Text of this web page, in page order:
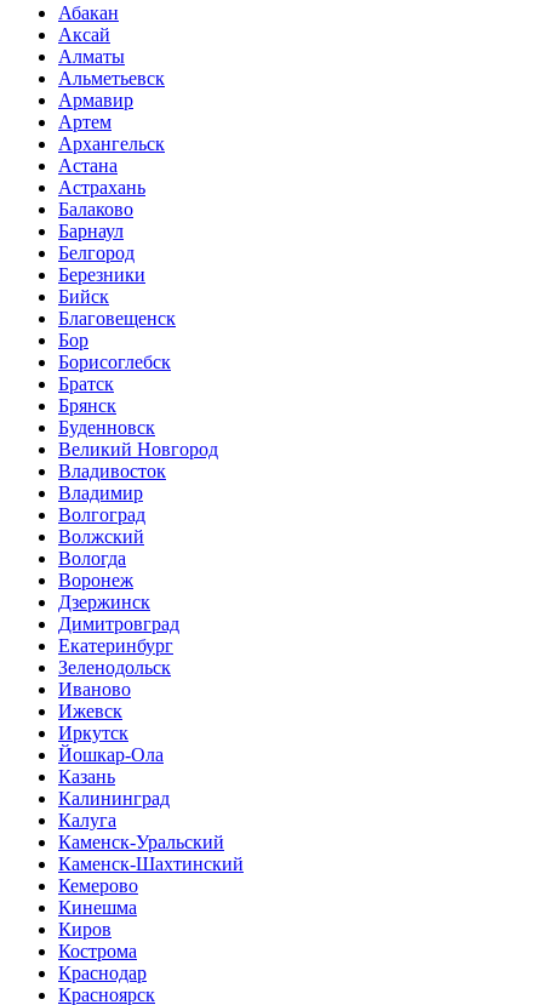
Абакан
Аксай
Алматы
Альметьевск
Армавир
Артем
Архангельск
Астана
Астрахань
Балаково
Барнаул
Белгород
Березники
Бийск
Благовещенск
Бор
Борисоглебск
Братск
Брянск
Буденновск
Великий Новгород
Владивосток
Владимир
Волгоград
Волжский
Вологда
Воронеж
Дзержинск
Димитровград
Екатеринбург
Зеленодольск
Иваново
Ижевск
Иркутск
Йошкар-Ола
Казань
Калининград
Калуга
Каменск-Уральский
Каменск-Шахтинский
Кемерово
Кинешма
Киров
Кострома
Краснодар
Красноярск